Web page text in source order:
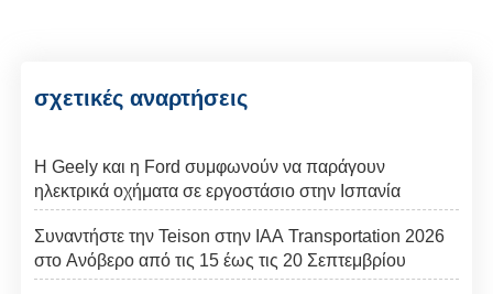
σχετικές αναρτήσεις
Η Geely και η Ford συμφωνούν να παράγουν
ηλεκτρικά οχήματα σε εργοστάσιο στην Ισπανία
Συναντήστε την Teison στην IAA Transportation 2026
στο Ανόβερο από τις 15 έως τις 20 Σεπτεμβρίου